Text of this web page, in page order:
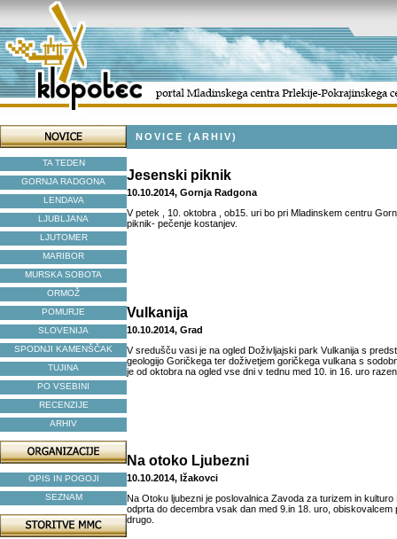
TA TEDEN
GORNJA RADGONA
LENDAVA
LJUBLJANA
LJUTOMER
MARIBOR
MURSKA SOBOTA
ORMOŽ
POMURJE
SLOVENIJA
SPODNJI KAMENŠČAK
TUJINA
PO VSEBINI
RECENZIJE
ARHIV
OPIS IN POGOJI
SEZNAM
NOVICE (ARHIV)
Jesenski piknik
10.10.2014, Gornja Radgona
V petek , 10. oktobra , ob15. uri bo pri Mladinskem centru
piknik- pečenje kostanjev.
Vulkanija
10.10.2014, Grad
V sredušču vasi je na ogled Doživljajski park Vulkanija s
geologijo Goričkega ter doživetjem goričkega vulkana s
je od oktobra na ogled vse dni v tednu med 10. in 16. uro
Na otoko Ljubezni
10.10.2014, Ižakovci
Na Otoku ljubezni je poslovalnica Zavoda za turizem in kulturo
odprta do decembra vsak dan med 9.in 18. uro, obiskovalcem
drugo.